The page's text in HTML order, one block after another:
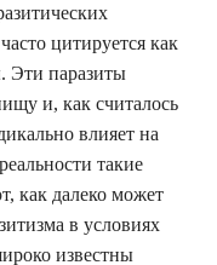
цитируется как
Эти паразиты
и, как считалось
влияет на
такие
как далеко может
в условиях
известны